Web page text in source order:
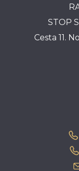
STOP
Cesta 11.